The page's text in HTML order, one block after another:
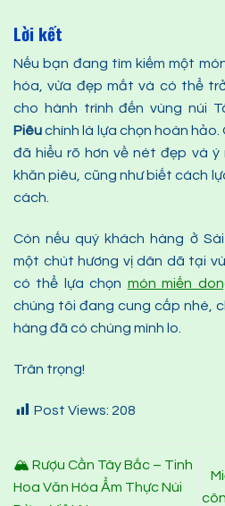
Lời kết
Nếu bạn đang tìm kiếm một
hóa, vừa đẹp mắt và có thể
cho hành trình đến vùng núi
Piêuchính là lựa chọn hoàn
đã hiểu rõ hơn về nét đẹp và
khăn piêu, cũng như biết cách
cách.
Còn nếu quý khách hàng ở
một chút hương vị dân dã tại
có thể lựa chọn món miến
chúng tôi đang cung cấp nhé,
hàng đã có chúng mình lo.
Trân trọng!
Post Views: 208
🏔 Rượu Cần Tây Bắc – Tinh
Hoa Văn Hóa Ẩm Thực Núi